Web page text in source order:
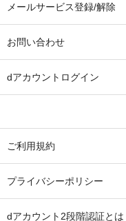
メールサービス登録/解除
お問い合わせ
dアカウントログイン
ご利用規約
プライバシーポリシー
dアカウント2段階認証とは